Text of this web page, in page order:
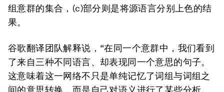
组意群的集合，(c)部分则是将源语言分别上色的结
果。
谷歌翻译团队解释说，“在同一个意群中，我们看到
了来自三种不同语言、却表现同一个意思的句子。
这意味着这一网络不只是单纯记忆了词组与词组之
间的意思转换，而是自己对语义进行了某些分析。